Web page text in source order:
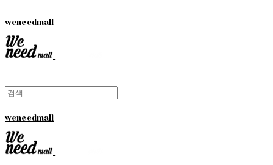
weneedmall
weneedmall